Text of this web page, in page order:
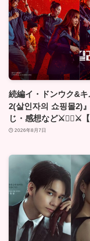
続編イ・ドンウク&
2(살인자의 쇼핑몰2)
じ・感想など⚔🏴‍☠⚔
2026年8月7日